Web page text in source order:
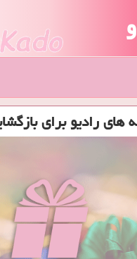
های رادیو برای